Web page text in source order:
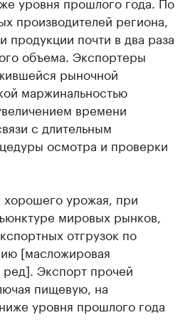
производителей региона,
продукции почти в два раза
объема. Экспортеры
рыночной
маржинальностью
времени
с длительным
осмотра и проверки
урожая, при
мировых рынков,
отгрузок по
[масложировая
Экспорт прочей
пищевую, на
уровня прошлого года